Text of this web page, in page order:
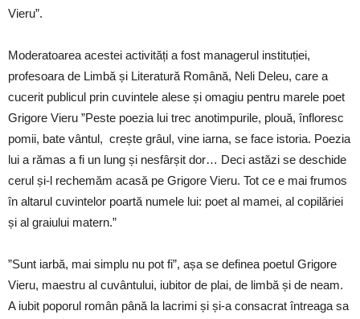
Vieru”.
Moderatoarea acestei activități a fost managerul instituției,
profesoara de Limbă și Literatură Română, Neli Deleu, care a
cucerit publicul prin cuvintele alese și omagiu pentru marele poet
Grigore Vieru ”Peste poezia lui trec anotimpurile, plouă, înfloresc
pomii, bate vântul, crește grâul, vine iarna, se face istoria. Poezia
lui a rămas a fi un lung și nesfârșit dor… Deci astăzi se deschide
cerul și-l rechemăm acasă pe Grigore Vieru. Tot ce e mai frumos
în altarul cuvintelor poartă numele lui: poet al mamei, al copilăriei
și al graiului matern.”
”Sunt iarbă, mai simplu nu pot fi”, așa se definea poetul Grigore
Vieru, maestru al cuvântului, iubitor de plai, de limbă și de neam.
A iubit poporul român până la lacrimi și și-a consacrat întreaga sa